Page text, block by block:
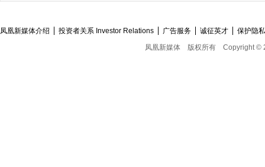
凤凰新媒体介绍 投资者关系 Investor Relations 广告服务 诚征英才
保护隐
凤凰新媒体
版权所有 Copyright ©